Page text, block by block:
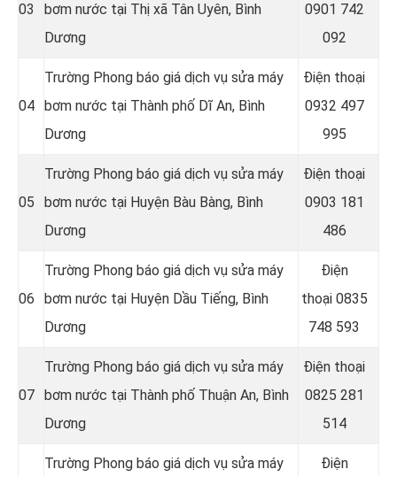
03
bơm nước tại Thị xã Tân Uyên, Bình
Dương
0901 742
092
04
Trường Phong báo giá dịch vụ sửa máy
bơm nước tại Thành phố Dĩ An, Bình
Dương
Điện thoại
0932 497
995
05
Trường Phong báo giá dịch vụ sửa máy
bơm nước tại Huyện Bàu Bàng, Bình
Dương
Điện thoại
0903 181
486
06
Trường Phong báo giá dịch vụ sửa máy
bơm nước tại Huyện Dầu Tiếng, Bình
Dương
Điện
thoại0835
748 593
07
Trường Phong báo giá dịch vụ sửa máy
bơm nước tại Thành phố Thuận An, Bình
Dương
Điện thoại
0825 281
514
Trường Phong báo giá dịch vụ sửa máy
Điện